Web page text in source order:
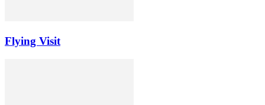
Flying Visit